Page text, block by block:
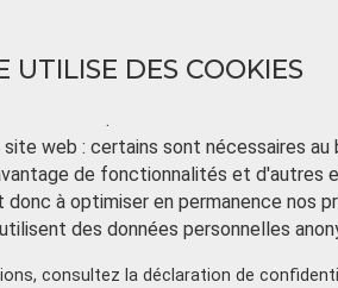
TUTORIAL VIDÉO
UTILISE DES COOKIES
.
web : certains sont nécessaires
de fonctionnalités et d'autres
à optimiser en permanence nos
des données personnelles
consultez la déclaration de